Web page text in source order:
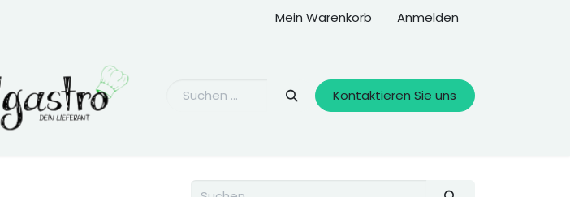
Mein Warenkorb Anmelden
Kontaktieren Sie uns